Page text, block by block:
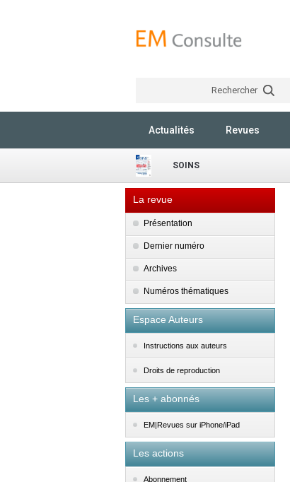
Rechercher
Actualités Revues
SOINS
La revue
Présentation
Dernier numéro
Archives
Numéros thématiques
Espace Auteurs
Instructions aux auteurs
Droits de reproduction
Les + abonnés
EM|Revues sur iPhone/iPad
Les actions
Abonnement